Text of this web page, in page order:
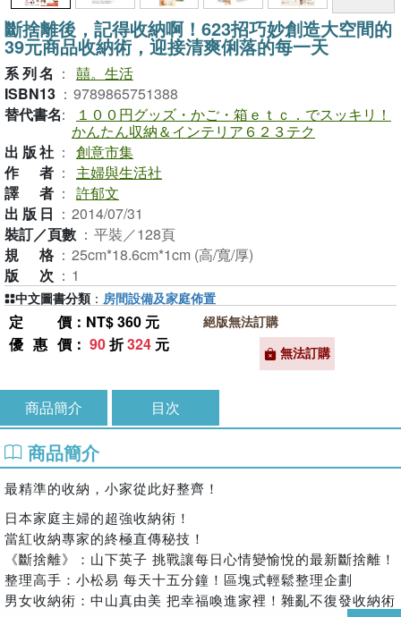
斷捨離後，記得收納啊！623招巧妙創造大空間的
39元商品收納術，迎接清爽俐落的每一天
系列名 ： 囍。生活
ISBN13 ： 9789865751388
替代書名：
１００円グッズ・かご・箱ｅｔｃ．でスッキリ！
かんたん収納＆インテリア６２３テク
出版社 ： 創意市集
作者 ：
主婦與生活社
譯者 ： 許郁文
出版日 ： 2014/07/31
裝訂／頁數 ： 平裝／128頁
規格 ： 25cm*18.6cm*1cm (高/寬/厚)
版次 ： 1
定價 ：NT$ 360 元
優惠價 ： 90折324 元
絕版無法訂購
無法訂購
中文圖書分類 ： 房間設備及家庭佈置
商品簡介 目次
商品簡介
最精準的收納，小家從此好整齊！
日本家庭主婦的超強收納術！
當紅收納專家的終極直傳秘技！
《斷捨離》：山下英子 挑戰讓每日心情變愉悅的最新斷捨離！
整理高手：小松易 每天十五分鐘！區塊式輕鬆整理企劃
男女收納術：中山真由美 把幸福喚進家裡！雜亂不復發收納術